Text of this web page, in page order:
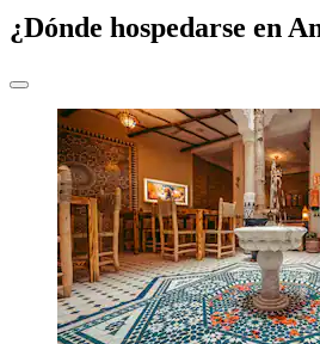
¿Dónde hospedarse en